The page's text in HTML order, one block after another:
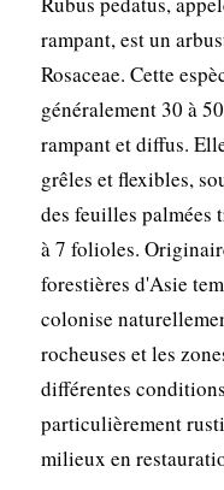
rampant, est un
Rosaceae. Cette
généralement 30 à
rampant et diffus.
grêles et flexibles,
des feuilles palmées
à 7 folioles.
forestières d'Asie
colonise
rocheuses et les
différentes
particulièrement
milieux en